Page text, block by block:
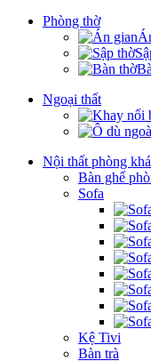
Phòng thờ
Ngoại thất
Nội thất phòng
Bàn ghế
Sofa
Kệ Tivi
Bàn trà